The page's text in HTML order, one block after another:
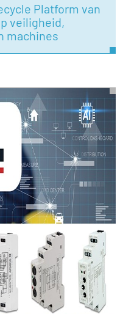
Platform van
veiligheid,
machines